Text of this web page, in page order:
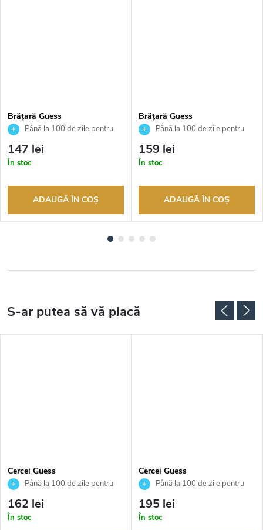
Brățară Guess
JUBB05546JWYGS
Până la 100 de zile pentru
returnarea bunurilor. Vânzător
autorizat
147 lei
În stoc
ADAUGĂ ÎN COŞ
Brățară Guess
JUBB02137JWRHS
Până la 100 de zile pentru
returnarea bunurilor. Vânzător
autorizat
159 lei
În stoc
ADAUGĂ ÎN COŞ
Cercei Guess
JUBE04609JWYGT
Până la 100 de zile pentru
returnarea bunurilor. Vânzător
autorizat
162 lei
În stoc
Cercei Guess
JUBE05021JWRHT
Până la 100 de zile pentru
returnarea bunurilor. Vânzător
autorizat
195 lei
În stoc